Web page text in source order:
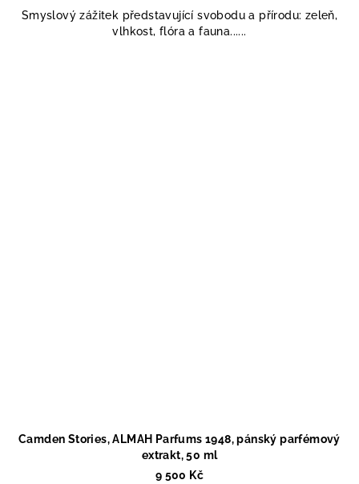
Smyslový zážitek představující svobodu a přírodu: zeleň,
vlhkost, flóra a fauna......
Camden Stories, ALMAH Parfums 1948, pánský parfémový
extrakt, 50 ml
9 500 Kč